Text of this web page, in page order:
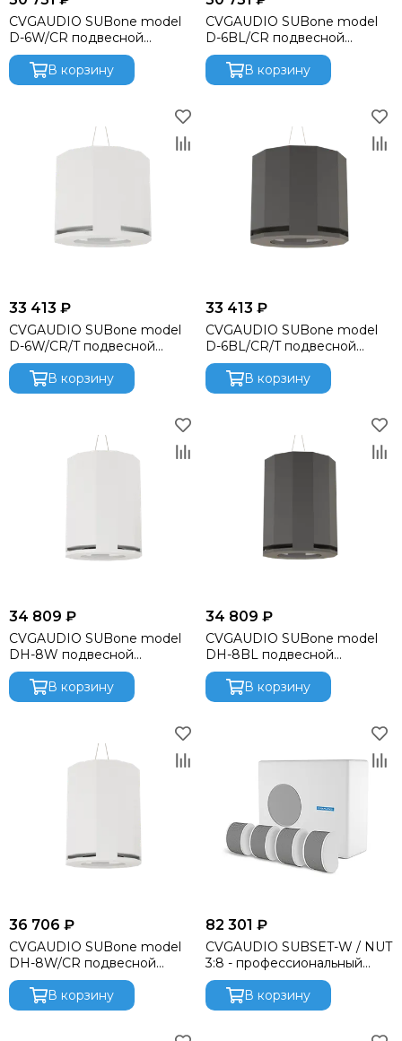
CVGAUDIO SUBone model
D-6W/CR подвесной
сабвуфер, мощность
80W/160W.В корзину
CVGAUDIO SUBone model
D-6BL/CR подвесной
сабвуфер, мощность
80W/160WВ корзину
33 413 ₽
CVGAUDIO SUBone model
D-6W/CR/T подвесной
сабвуфер, мощность
70W/100VВ корзину
33 413 ₽
CVGAUDIO SUBone model
D-6BL/CR/T подвесной
сабвуфер, мощность
70W/100VВ корзину
34 809 ₽
CVGAUDIO SUBone model
DH-8W подвесной
сабвуфер, мощность
150W/300W
В корзину
34 809 ₽
CVGAUDIO SUBone model
DH-8BL подвесной
сабвуфер, мощность
150W/300W
В корзину
36 706 ₽
CVGAUDIO SUBone model
DH-8W/CR подвесной
сабвуфер, мощность
150W/300W
В корзину
82 301 ₽
CVGAUDIO SUBSET-W / NUT
3:8 - профессиональный
пассивный комплект
В корзину